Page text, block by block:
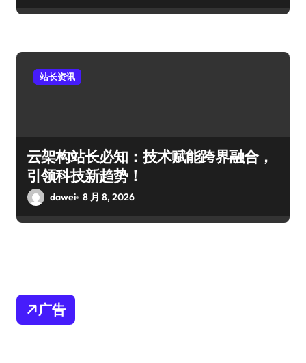
站长资讯
云架构站长必知：技术赋能跨界融合，
引领科技新趋势！
dawei 8 月 8, 2026
广告